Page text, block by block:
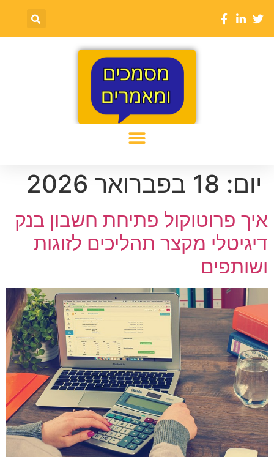
יום: 18 בפברואר 2026
איך פרוטוקול פתיחת חשבון בנק
דיגיטלי מקצר תהליכים לזוגות
ושותפים